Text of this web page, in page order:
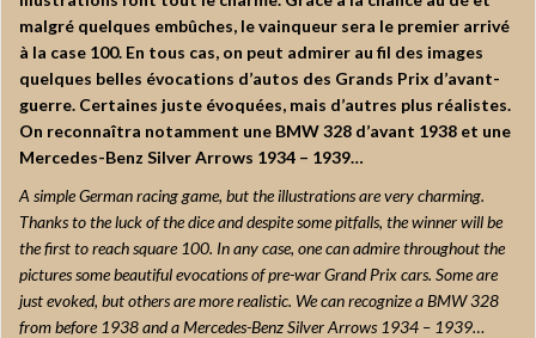
malgré quelques embûches, le vainqueur sera le premier arrivé
à la case 100. En tous cas, on peut admirer au fil des images
quelques belles évocations d’autos des Grands Prix d’avant-
guerre. Certaines juste évoquées, mais d’autres plus réalistes.
On reconnaîtra notamment une BMW 328 d’avant 1938 et une
Mercedes-Benz Silver Arrows 1934 – 1939…
A simple German racing game, but the illustrations are very charming.
Thanks to the luck of the dice and despite some pitfalls, the winner will be
the first to reach square 100. In any case, one can admire throughout the
pictures some beautiful evocations of pre-war Grand Prix cars. Some are
just evoked, but others are more realistic. We can recognize a BMW 328
from before 1938 and a Mercedes-Benz Silver Arrows 1934 – 1939…